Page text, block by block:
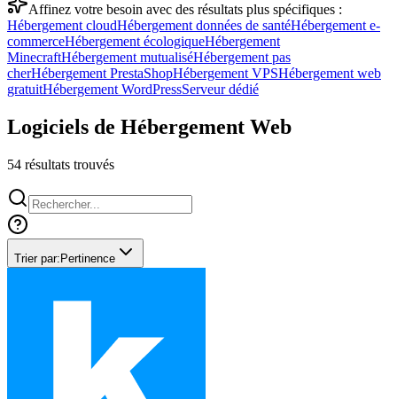
Affinez votre besoin avec des résultats plus spécifiques :
Hébergement cloudHébergement données de santéHébergement e-
commerceHébergement écologiqueHébergement
MinecraftHébergement mutualiséHébergement pas
cherHébergement PrestaShopHébergement VPSHébergement web
gratuitHébergement WordPressServeur dédié
Logiciels de Hébergement Web
54 résultats trouvés
Trier par:Pertinence